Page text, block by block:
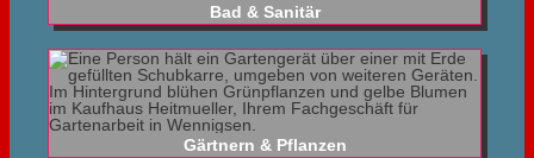
Bad & Sanitär
Gärtnern & Pflanzen